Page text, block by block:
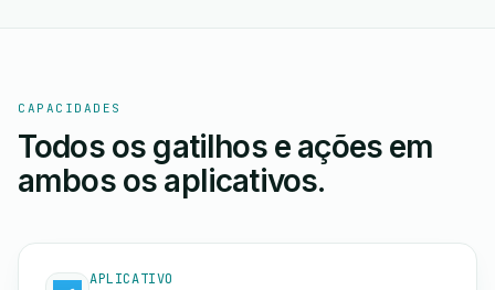
CAPACIDADES
Todos os gatilhos e ações em
ambos os aplicativos.
APLICATIVO